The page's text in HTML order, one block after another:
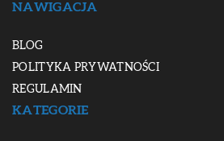
NAWIGACJA
BLOG
POLITYKA PRYWATNOŚCI
REGULAMIN
KATEGORIE